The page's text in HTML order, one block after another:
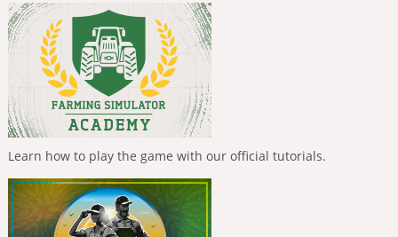
Learn how to play the game with our official tutorials.